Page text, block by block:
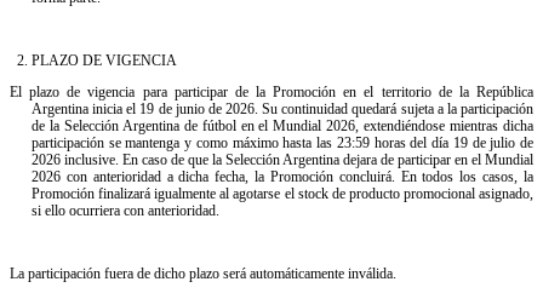
2.⁠ ⁠PLAZO DE VIGENCIA
El plazo de vigencia para participar de la Promoción en el territorio de la República
Argentina inicia el 19 de junio de 2026. Su continuidad quedará sujeta a la participación
de la Selección Argentina de fútbol en el Mundial 2026, extendiéndose mientras dicha
participación se mantenga y como máximo hasta las 23:59 horas del día 19 de julio de
2026 inclusive. En caso de que la Selección Argentina dejara de participar en el Mundial
2026 con anterioridad a dicha fecha, la Promoción concluirá. En todos los casos, la
Promoción finalizará igualmente al agotarse el stock de producto promocional asignado,
si ello ocurriera con anterioridad.
La participación fuera de dicho plazo será automáticamente inválida.